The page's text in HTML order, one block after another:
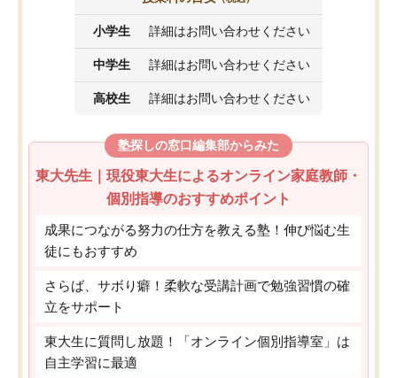
小学生 詳細はお問い合わせください
中学生 詳細はお問い合わせください
高校生 詳細はお問い合わせください
塾探しの窓口編集部からみた
東大先生｜現役東大生によるオンライン家庭教師・
個別指導のおすすめポイント
成果につながる努力の仕方を教える塾！伸び悩む生
徒にもおすすめ
さらば、サボり癖！柔軟な受講計画で勉強習慣の確
立をサポート
東大生に質問し放題！「オンライン個別指導室」は
自主学習に最適